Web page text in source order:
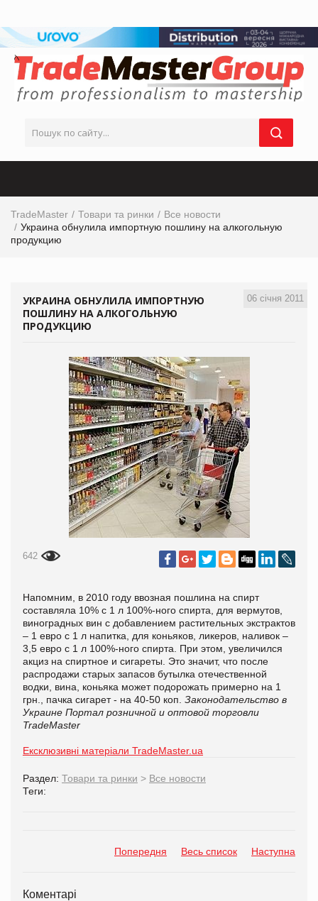
TradeMaster Товари та ринки
Все новости
Украина обнулила импортную пошлину на алкогольную
продукцию
06 січня 2011
УКРАИНА ОБНУЛИЛА ИМПОРТНУЮ
ПОШЛИНУ НА АЛКОГОЛЬНУЮ
ПРОДУКЦИЮ
642
Напомним, в 2010 году ввозная пошлина на спирт
составляла 10% с 1 л 100%-ного спирта, для вермутов,
виноградных вин с добавлением растительных экстрактов
– 1 евро с 1 л напитка, для коньяков, ликеров, наливок –
3,5 евро с 1 л 100%-ного спирта. При этом, увеличился
акциз на спиртное и сигареты. Это значит, что после
распродажи старых запасов бутылка отечественной
водки, вина, коньяка может подорожать примерно на 1
грн., пачка сигарет - на 40-50 коп. Законодательство в
Украине Портал розничной и оптовой торговли
TradeMaster
Ексклюзивні матеріали TradeMaster.ua
Раздел: Товари та ринки > Все новости
Теги:
Попередня Весь список Наступна
Коментарі